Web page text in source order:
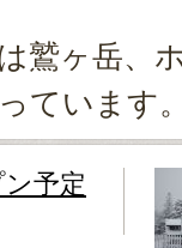
鷲ヶ岳、
ています
予定